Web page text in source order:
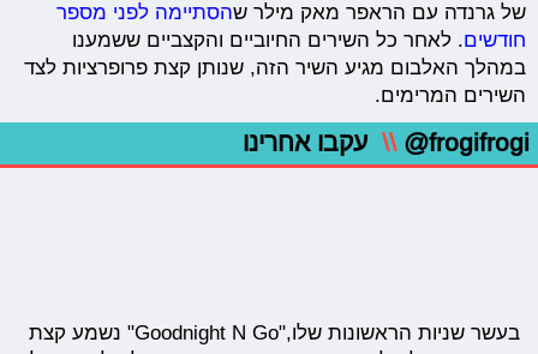
של גרנדה עם הראפר מאק מילר שהסתיימה לפני מספר
חודשים. לאחר כל השירים החיוביים והקצביים ששמענו
במהלך האלבום מגיע השיר הזה, שנותן קצת פרופרציות לצד
השירים המרימים.
@frogifrogi
\\ עקבו אחרינו
בעשר שניות הראשונות שלו,"​Goodnight N Go" נשמע קצת